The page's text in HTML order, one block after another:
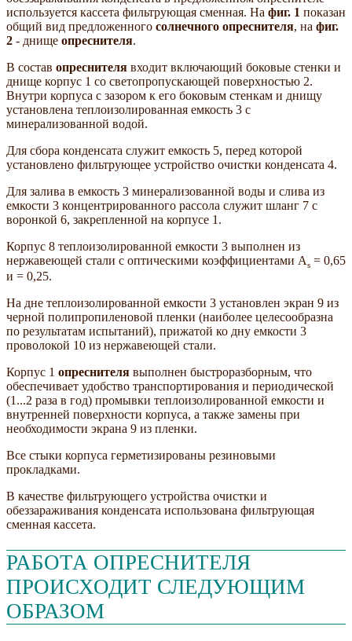
используется кассета фильтрующая сменная. На фиг. 1 показан
общий вид предложенного солнечного опреснителя, на фиг.
2 - днище опреснителя.
В состав опреснителя входит включающий боковые стенки и
днище корпус 1 со светопропускающей поверхностью 2.
Внутри корпуса с зазором к его боковым стенкам и днищу
установлена теплоизолированная емкость 3 с
минерализованной водой.
Для сбора конденсата служит емкость 5, перед которой
установлено фильтрующее устройство очистки конденсата 4.
Для залива в емкость 3 минерализованной воды и слива из
емкости 3 концентрированного рассола служит шланг 7 с
воронкой 6, закрепленной на корпусе 1.
Корпус 8 теплоизолированной емкости 3 выполнен из
нержавеющей стали с оптическими коэффициентами As = 0,65
и = 0,25.
На дне теплоизолированной емкости 3 установлен экран 9 из
черной полипропиленовой пленки (наиболее целесообразна
по результатам испытаний), прижатой ко дну емкости 3
проволокой 10 из нержавеющей стали.
Корпус 1 опреснителя выполнен быстроразборным, что
обеспечивает удобство транспортирования и периодической
(1...2 раза в год) промывки теплоизолированной емкости и
внутренней поверхности корпуса, а также замены при
необходимости экрана 9 из пленки.
Все стыки корпуса герметизированы резиновыми
прокладками.
В качестве фильтрующего устройства очистки и
обеззараживания конденсата использована фильтрующая
сменная кассета.
РАБОТА ОПРЕСНИТЕЛЯ
ПРОИСХОДИТ СЛЕДУЮЩИМ
ОБРАЗОМ